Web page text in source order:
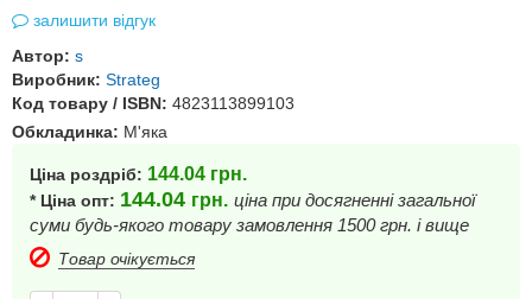
залишити відгук
Автор: s
Виробник: Strateg
Код товару / ISBN: 4823113899103
Обкладинка: М'яка
Ціна роздріб: 144.04 грн.
* Ціна опт: 144.04 грн. ціна при досягненні загальної
суми будь-якого товару замовлення 1500 грн. і вище
Товар очікується